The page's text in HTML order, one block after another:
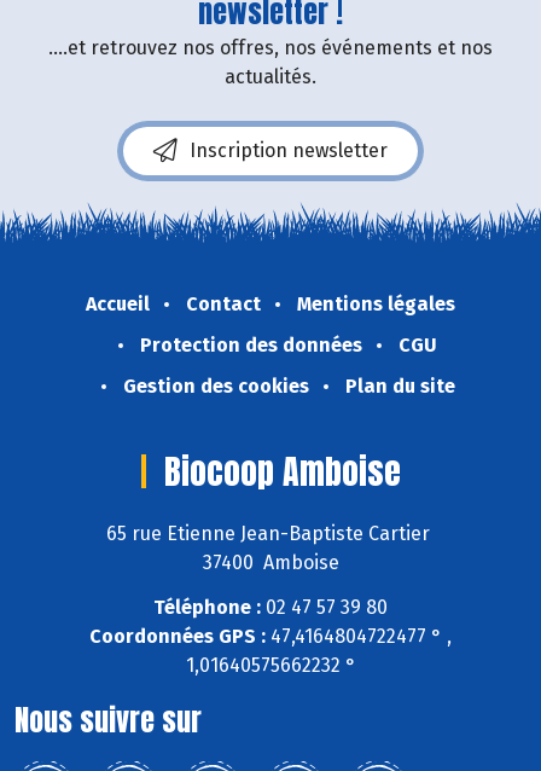
newsletter !
....et retrouvez nos offres, nos événements et nos
actualités.
Inscription newsletter
Accueil Contact
Mentions légales
Protection des données
CGU
Gestion des cookies
Plan du site
Biocoop Amboise
65 rue Etienne Jean-Baptiste Cartier
37400 Amboise
Téléphone : 02 47 57 39 80
Coordonnées GPS : 47,4164804722477 ° ,
1,01640575662232 °
Nous suivre sur